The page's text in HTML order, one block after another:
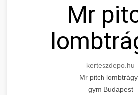
Mr
kerteszdepo.hu
Mr pitch
gym Budapest